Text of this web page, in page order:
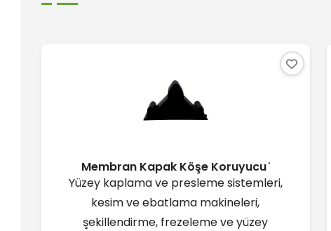
Membran Kapak Köşe Koruyucu ̇
Yüzey kaplama ve presleme sistemleri,
kesim ve ebatlama makineleri,
şekillendirme, frezeleme ve yüzey